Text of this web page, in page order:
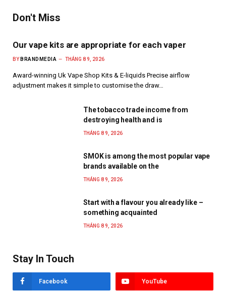
Don't Miss
Our vape kits are appropriate for each vaper
BY BRANDMEDIA THÁNG 8 9, 2026
Award-winning Uk Vape Shop Kits & E-liquids Precise airflow
adjustment makes it simple to customise the draw…
The tobacco trade income from
destroying health and is
THÁNG 8 9, 2026
SMOK is among the most popular vape
brands available on the
THÁNG 8 9, 2026
Start with a flavour you already like –
something acquainted
THÁNG 8 9, 2026
Stay In Touch
Facebook YouTube